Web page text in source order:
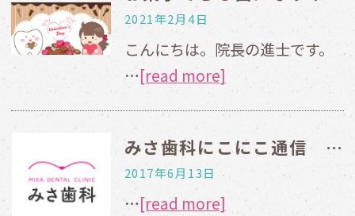
2021年2月4日
こんにちは。院長の進士です。
…[read more]
みさ歯科にこにこ通信 2017年1月号
2017年6月13日
…[read more]